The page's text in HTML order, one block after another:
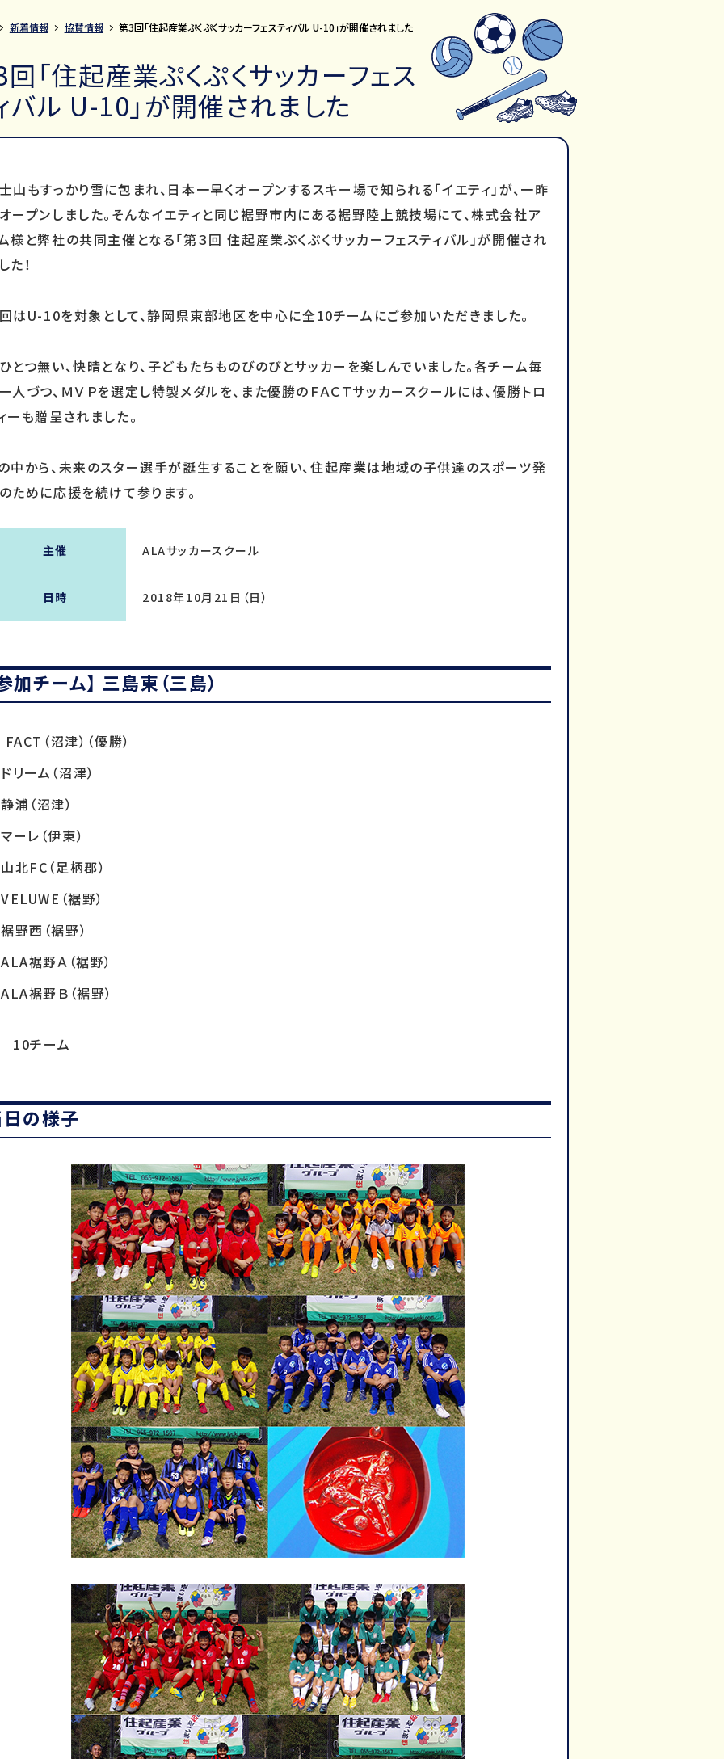
新着情報 協賛情報 第3回「住起産業ぷくぷくサッカーフェスティバル U-10」が開催されました
「住起産業ぷくぷくサッカーフェス
バル U-10」が開催されました
山もすっかり雪に包まれ、日本一早くオープンするスキー場で知られる「イエティ」が、一昨
ープンしました。そんなイエティと同じ裾野市内にある裾野陸上競技場にて、株式会社ア
様と弊社の共同主催となる「第３回 住起産業ぷくぷくサッカーフェスティバル」が開催され
た！
はU-10を対象として、静岡県東部地区を中心に全10チームにご参加いただきました。
とつ無い、快晴となり、子どもたちものびのびとサッカーを楽しんでいました。各チーム毎
人づつ、ＭＶＰを選定し特製メダルを、また優勝のＦＡＣＴサッカースクールには、優勝トロ
ーも贈呈されました。
中から、未来のスター選手が誕生することを願い、住起産業は地域の子供達のスポーツ発
ために応援を続けて参ります。
主催 ALAサッカースクール
日時 2018年10月21日（日）
加チーム】 三島東（三島）
FACT（沼津）（優勝）
ドリーム（沼津）
静浦（沼津）
マーレ（伊東）
山北FC（足柄郡）
VELUWE（裾野）
裾野西（裾野）
ALA裾野Ａ（裾野）
ALA裾野Ｂ（裾野）
10チーム
の様子